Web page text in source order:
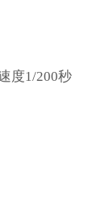
度1/200秒